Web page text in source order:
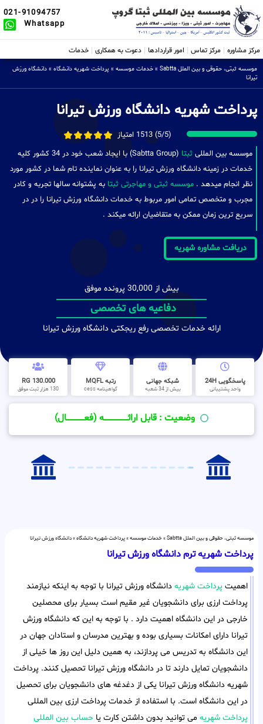
021-91094757
Whatsapp
مرکز مشاوره مرکز تماس امور قراردادها دعوت به همکاری خدمات
موسسه ثبتی، حقوقی و بین الملل Sabtta » خدمات موسسه » پرداخت شهریه دانشگاه » دانشگاه ورزش
تیرانا
پرداخت شهریه دانشگاه ورزش تیرانا
(5/5) 1513 امتیاز
موسسه بین المللی ثبتا
(Sabtta Group) با ایجاد شعب خود در 34 کشور کلیه
خدمات در زمینه دانشگاه ورزش تیرانا را به عنوان نماینده تام شما در کشور مورد
نظر انجام میدهد . موسسه ثبتی و مهاجرتی ثبتا به پشتوانه سالها تجربه و کادر
مجرب و متخصص تمامی امور مربوط به خدمات دانشگاه ورزش تیرانا را در در
سریع ترین زمان ممکن به متقاضیان ارائه میکند .
دریافت مشاوره شهریه
بیش از 30,000 پرونده موفق
دفاعیه های تخصصی
ارائه خدمات تخصصی رفع ریجکتی دانشگاه ورزش تیرانا
پاسخگویی 24H
واحد پشتیبانی
شبکه جهانی
بیش از 34 شعبه
رتبه MQFL
گواهینامه cess
130.000 RG
130 هزار ثبت موفق
وضعیت : قابل ارائــــــــــــــــــــه (فعـــــــــــــــال)
موسسه ثبتی، حقوقی و بین الملل Sabtta » خدمات موسسه»پرداخت شهریه دانشگاه»دانشگاه ورزش تیرانا
پرداخت شهریه ترم دانشگاه ورزش تیرانا
اهمیت پرداخت شهریه دانشگاه ورزش تیرانا با توجه به اینکه نیازمند
پرداخت ارزی برای دانشجویان غیر مقیم است بسیار برای محصلین
خارجی در این دانشگاه اهمیت دارد . با توجه به این که دانشگاه ورزش
تیرانا دارای امکانات بسیاری بوده و بهترین مدرسان و استادان جهان در
این دانشگاه به تدریس می پردازند، به همین دلیل این روز ها خیلی از
دانشجویان تمایل دارند تا در دانشگاه ورزش تیرانا تحصیل کنند. پرداخت
شهریه دانشگاه ورزش تیرانا یکی از دغدغه های دانشجویان برای تحصیل
در این دانشگاه است. با استفاده از خدمات پرداخت ارزی بین المللی
پرداخت شهریه می توانید بدون داشتن کارت یا حساب بین المللی